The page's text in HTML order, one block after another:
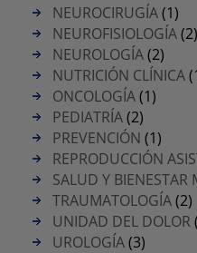
NEUROCIRUGÍA(1)
NEUROFISIOLOGÍA(2)
NEUROLOGÍA(2)
NUTRICIÓN CLÍNICA
ONCOLOGÍA(1)
PEDIATRÍA(2)
PREVENCIÓN (1)
REPRODUCCIÓN
SALUD Y BIENESTAR
TRAUMATOLOGÍA(2)
UNIDAD DEL DOLOR
UROLOGÍA(3)